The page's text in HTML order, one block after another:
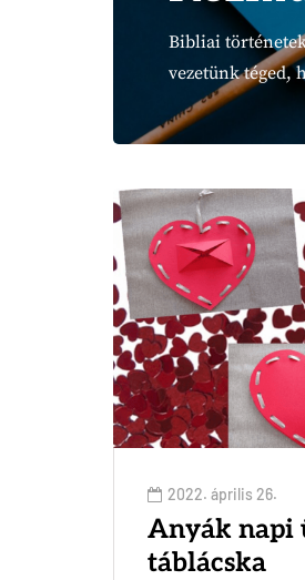
Bibliai
vezetünk téged,
2022. április 26.
Anyák napi
táblácska